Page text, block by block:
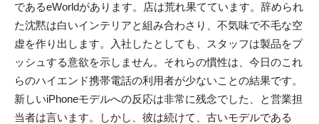
であるeWorldがあります。店は荒れ果てています。辞められ
た沈黙は白いインテリアと組み合わさり、不気味で不毛な空
虚を作り出します。入社したとしても、スタッフは製品をプ
ッシュする意欲を示しません。それらの慣性は、今日のこれ
らのハイエンド携帯電話の利用者が少ないことの結果です。
新しいiPhoneモデルへの反応は非常に残念でした、と営業担
当者は言います。しかし、彼は続けて、古いモデルである